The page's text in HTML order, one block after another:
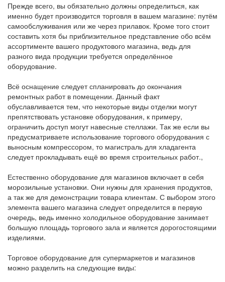
Прежде всего, вы обязательно должны определиться, как
именно будет производится торговля в вашем магазине: путём
самообслуживания или же через прилавок. Кроме того стоит
составить хотя бы приблизительное представление обо всём
ассортименте вашего продуктового магазина, ведь для
разного вида продукции требуется определённое
оборудование.
Всё оснащение следует спланировать до окончания
ремонтных работ в помещении. Данный факт
обуславливается тем, что некоторые виды отделки могут
препятствовать установке оборудования, к примеру,
ограничить доступ могут навесные стеллажи. Так же если вы
предусматриваете использование торгового оборудования с
выносным компрессором, то магистраль для хладагента
следует прокладывать ещё во время строительных работ.,
Естественно оборудование для магазинов включает в себя
морозильные установки. Они нужны для хранения продуктов,
а так же для демонстрации товара клиентам. С выбором этого
элемента вашего магазина следует определится в первую
очередь, ведь именно холодильное оборудование занимает
большую площадь торгового зала и является дорогостоящими
изделиями.
Торговое оборудование для супермаркетов и магазинов
можно разделить на следующие виды: